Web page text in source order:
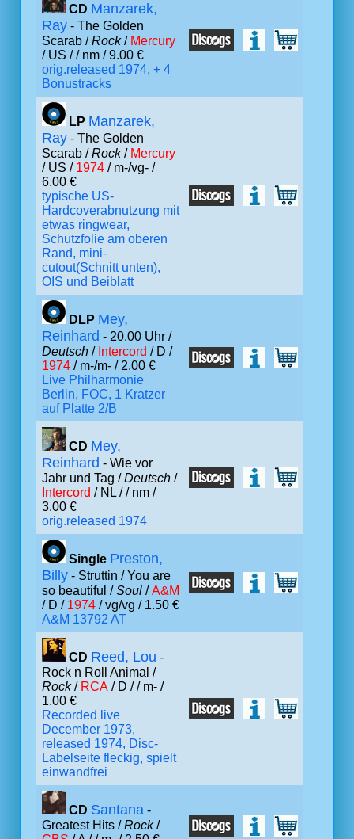
CD Manzarek,
Ray - The Golden
Scarab /Rock/ Mercury
/ US // nm / 9.00 €
orig.released 1974, + 4
Bonustracks
LP Manzarek,
Ray - The Golden
Scarab /Rock/ Mercury
/ US / 1974 / m-/vg- /
6.00 €
typische US-
Hardcoverabnutzung mit
etwas ringwear,
Schutzfolie am oberen
Rand, mini-
cutout(Schnitt unten),
OIS und Beiblatt
DLP Mey,
Reinhard - 20.00 Uhr /
Deutsch / Intercord / D /
1974 / m-/m- / 2.00 €
Live Philharmonie
Berlin, FOC, 1 Kratzer
auf Platte 2/B
CD Mey,
Reinhard - Wie vor
Jahr und Tag /Deutsch /
Intercord / NL // nm /
3.00 €
orig.released 1974
Single Preston,
Billy - Struttin / You are
so beautiful /Soul /A&M
/ D / 1974 / vg/vg / 1.50 €
A&M 13792 AT
CD Reed, Lou -
Rock n Roll Animal /
Rock/ RCA / D // m- /
1.00 €
Recorded live
December 1973,
released 1974, Disc-
Labelseite fleckig, spielt
einwandfrei
CD Santana -
Greatest Hits /Rock/